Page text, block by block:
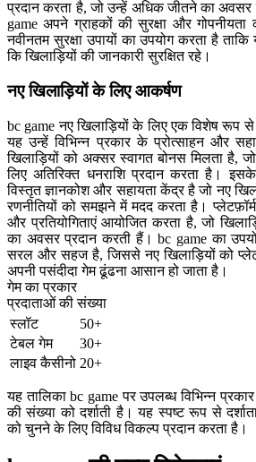
प्रदान करता है, जो उन्हें अधिक जीतने का
game अपने ग्राहकों की सुरक्षा और
नवीनतम सुरक्षा उपायों का उपयोग करता है
कि खिलाड़ियों की जानकारी सुरक्षित रहे।
नए खिलाड़ियों के लिए आकर्षण
bc game नए खिलाड़ियों के लिए एक विशेष रूप
यह उन्हें विभिन्न प्रकार के प्रोत्साहन और
खिलाड़ियों को अक्सर स्वागत बोनस मिलता है,
लिए अतिरिक्त धनराशि प्रदान करता है।
विस्तृत ज्ञानकोश और सहायता केंद्र है जो नए
रणनीतियों को समझने में मदद करता है।
और प्रतियोगिताएं आयोजित करता है, जो
का अवसर प्रदान करती हैं। bc game का
सरल और सहज है, जिससे नए खिलाड़ियों को
अपनी पसंदीदा गेम ढूंढना आसान हो जाता है।
गेम का प्रकार
प्रदाताओं की संख्या
स्लॉट
50+
टेबल गेम
30+
लाइव कैसीनो 20+
यह तालिका bc game पर उपलब्ध विभिन्न
की संख्या को दर्शाती है। यह स्पष्ट रूप से
को चुनने के लिए विविध विकल्प प्रदान करता है।